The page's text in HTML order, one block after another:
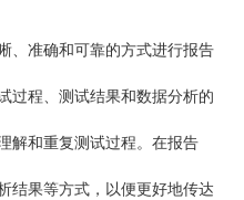
、准确和可靠的方式进行报告
过程、测试结果和数据分析的
解和重复测试过程。在报告
结果等方式，以便更好地传达